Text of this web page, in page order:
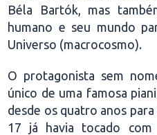
Béla Bartók, mas
humano e seu mundo
Universo (macrocosmo).
O protagonista sem
único de uma famosa
desde os quatro anos
17 já havia tocado com